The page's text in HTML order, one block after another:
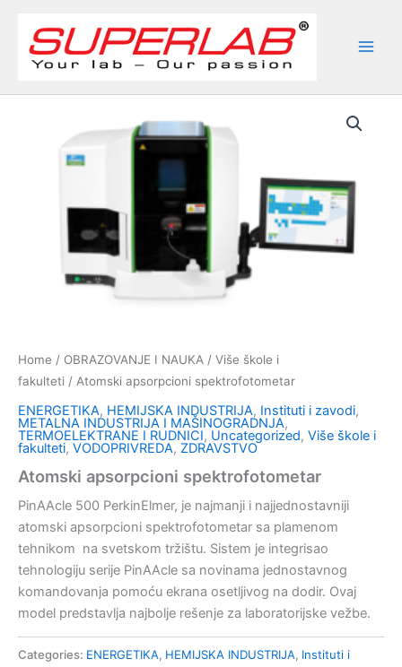
content
Home / OBRAZOVANJE I NAUKA / Više škole i
fakulteti / Atomski apsorpcioni spektrofotometar
ENERGETIKA, HEMIJSKA INDUSTRIJA, Instituti i zavodi,
METALNA INDUSTRIJA I MAŠINOGRADNJA,
TERMOELEKTRANE I RUDNICI, Uncategorized, Više škole i
fakulteti, VODOPRIVREDA, ZDRAVSTVO
Atomski apsorpcioni spektrofotometar
PinAAcle 500 PerkinElmer, je najmanji i najjednostavniji
atomski apsorpcioni spektrofotometar sa plamenom
tehnikom na svetskom tržištu. Sistem je integrisao
tehnologiju serije PinAAcle sa novinama jednostavnog
komandovanja pomoću ekrana osetljivog na dodir. Ovaj
model predstavlja najbolje rešenje za laboratorijske vežbe.
Categories: ENERGETIKA, HEMIJSKA INDUSTRIJA, Instituti i